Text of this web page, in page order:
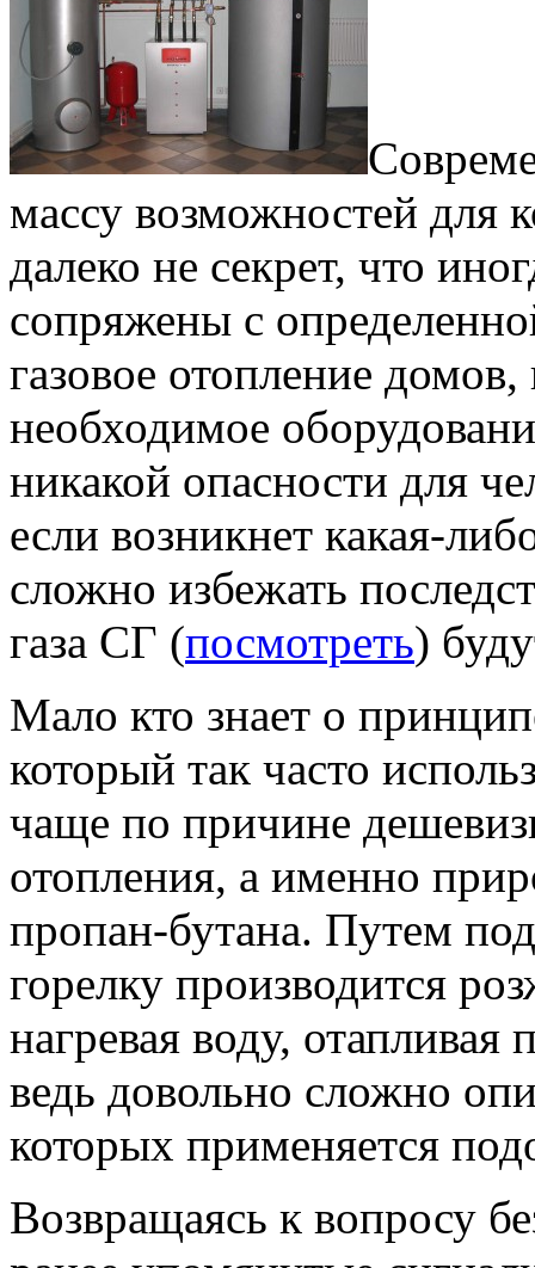
массу возможностей для
далеко не секрет, что
сопряжены с
газовое отопление домов,
необходимое
никакой опасности для
если возникнет какая-
сложно избежать
газа СГ (посмотреть)
Мало кто знает о
который так часто
чаще по причине
отопления, а именно
пропан-бутана. Путем
горелку производится
нагревая воду,
ведь довольно сложно
которых применяется
Возвращаясь к вопросу